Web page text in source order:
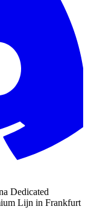
Dedicated
Lijn in Frankfurt